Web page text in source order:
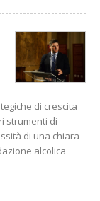
di crescita
strumenti di
di una chiara
alcolica